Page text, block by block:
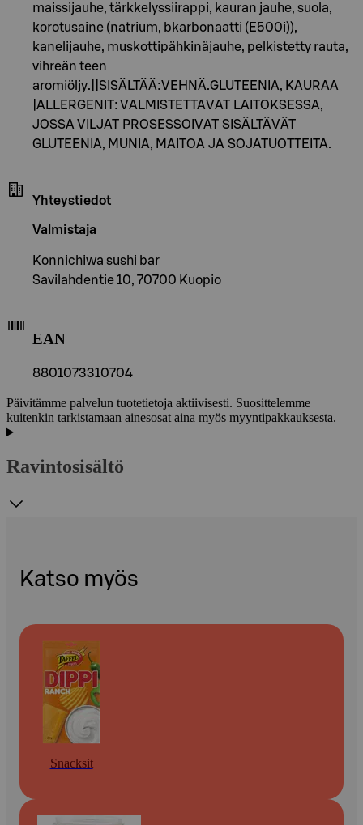
maissijauhe, tärkkelyssiirappi, kauran jauhe, suola,
korotusaine (natrium, bkarbonaatti (E500i)),
kanelijauhe, muskottipähkinäjauhe, pelkistetty rauta,
vihreän teen
aromiöljy.||SISÄLTÄÄ:VEHNÄ.GLUTEENIA, KAURAA
|ALLERGENIT: VALMISTETTAVAT LAITOKSESSA,
JOSSA VILJAT PROSESSOIVAT SISÄLTÄVÄT
GLUTEENIA, MUNIA, MAITOA JA SOJATUOTTEITA.
Yhteystiedot
Valmistaja
Konnichiwa sushi bar
Savilahdentie 10, 70700 Kuopio
EAN
8801073310704
Päivitämme palvelun tuotetietoja aktiivisesti. Suosittelemme
kuitenkin tarkistamaan ainesosat aina myös myyntipakkauksesta.
Ravintosisältö
Katso myös
Snacksit